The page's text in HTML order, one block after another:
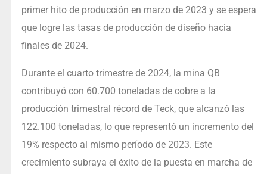
primer hito de producción en marzo de 2023 y se espera
que logre las tasas de producción de diseño hacia
finales de 2024.
Durante el cuarto trimestre de 2024, la mina QB
contribuyó con 60.700 toneladas de cobre a la
producción trimestral récord de Teck, que alcanzó las
122.100 toneladas, lo que representó un incremento del
19% respecto al mismo período de 2023. Este
crecimiento subraya el éxito de la puesta en marcha de